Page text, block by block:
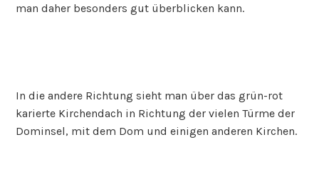
man daher besonders gut überblicken kann.
In die andere Richtung sieht man über das grün-rot
karierte Kirchendach in Richtung der vielen Türme der
Dominsel, mit dem Dom und einigen anderen Kirchen.